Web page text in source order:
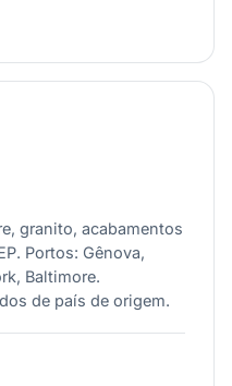
granito, acabamentos
Portos: Gênova,
Baltimore.
de país de origem.